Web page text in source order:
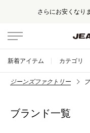
さらにお安くなり
新着アイテム カテゴリ
ジーンズファクトリー
ブランド一覧